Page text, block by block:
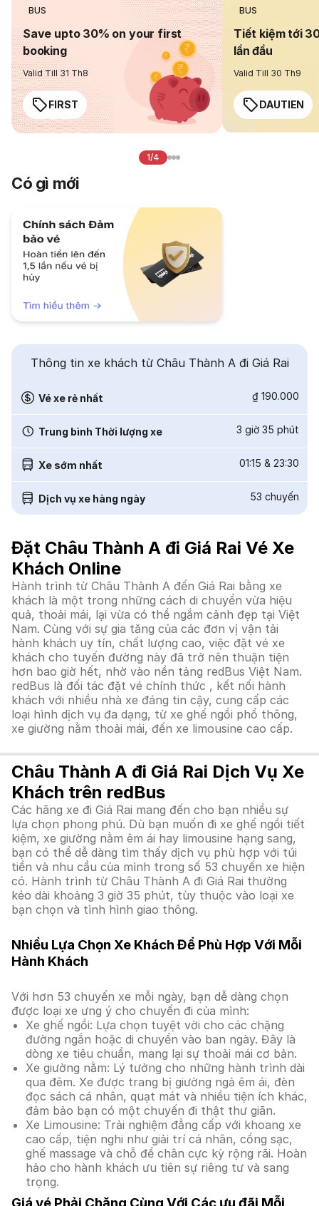
BUS
Save upto 30% on your first
booking
Valid Till 31 Th8
FIRST
BUS
Tiết kiệm tới
lần đầu
Valid Till 30 Th9
DAUTIEN
1/4
Có gì mới
Thông tin xe khách từ Châu Thành A đi Giá Rai
Vé xe rẻ nhất ₫ 190.000
Trung bình Thời lượng xe 3 giờ 35 phút
Xe sớm nhất 01:15 & 23:30
Dịch vụ xe hàng ngày 53 chuyến
Đặt Châu Thành A đi Giá Rai Vé Xe
Khách Online
Hành trình từ Châu Thành A đến Giá Rai bằng xe
khách là một trong những cách di chuyển vừa hiệu
quả, thoải mái, lại vừa có thể ngắm cảnh đẹp tại Việt
Nam. Cùng với sự gia tăng của các đơn vị vận tải
hành khách uy tín, chất lượng cao, việc đặt vé xe
khách cho tuyến đường này đã trở nên thuận tiện
hơn bao giờ hết, nhờ vào nền tảng redBus Việt Nam.
redBus là đối tác đặt vé chính thức , kết nối hành
khách với nhiều nhà xe đáng tin cậy, cung cấp các
loại hình dịch vụ đa dạng, từ xe ghế ngồi phổ thông,
xe giường nằm thoải mái, đến xe limousine cao cấp.
Châu Thành A đi Giá Rai Dịch Vụ Xe
Khách trên redBus
Các hãng xe đi Giá Rai mang đến cho bạn nhiều sự
lựa chọn phong phú. Dù bạn muốn đi xe ghế ngồi tiết
kiệm, xe giường nằm êm ái hay limousine hạng sang,
bạn có thể dễ dàng tìm thấy dịch vụ phù hợp với túi
tiền và nhu cầu của mình trong số 53 chuyến xe hiện
có. Hành trình từ Châu Thành A đi Giá Rai thường
kéo dài khoảng 3 giờ 35 phút, tùy thuộc vào loại xe
bạn chọn và tình hình giao thông.
Nhiều Lựa Chọn Xe Khách Để Phù Hợp Với Mỗi
Hành Khách
Với hơn 53 chuyến xe mỗi ngày, bạn dễ dàng chọn
được loại xe ưng ý cho chuyến đi của mình:
Xe ghế ngồi: Lựa chọn tuyệt vời cho các chặng
đường ngắn hoặc di chuyển vào ban ngày. Đây là
dòng xe tiêu chuẩn, mang lại sự thoải mái cơ bản.
Xe giường nằm: Lý tưởng cho những hành trình dài
qua đêm. Xe được trang bị giường ngả êm ái, đèn
đọc sách cá nhân, quạt mát và nhiều tiện ích khác,
đảm bảo bạn có một chuyến đi thật thư giãn.
Xe Limousine: Trải nghiệm đẳng cấp với khoang xe
cao cấp, tiện nghi như giải trí cá nhân, cổng sạc,
ghế massage và chỗ để chân cực kỳ rộng rãi. Hoàn
hảo cho hành khách ưu tiên sự riêng tư và sang
trọng.